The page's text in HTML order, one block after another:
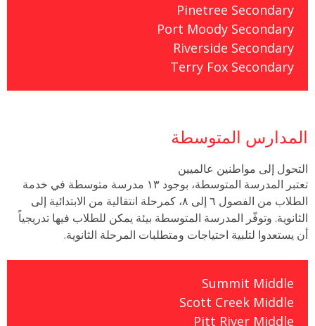
Pinetree Secondary
Port Moody Secondary
Riverside Secondary
Terry Fox Secondary
المدارس المتوسطة
التحول إلى مواطنين عالميين
تعتبر المدرسة المتوسطة، بوجود ١٣ مدرسة متوسطة في خدمة
الطلاب من الفصول ٦ إلى ٨، كمرحلة انتقالية من الابتدائية إلى
الثانوية. وتوفّر المدرسة المتوسطة بيئة يمكن للطلاب فيها تدريجياً
أن يستعدوا لتلبية احتياجات ومتطلبات المرحلة الثانوية.
Summit Middle
Scott Creek Middle
Pitt River Middle